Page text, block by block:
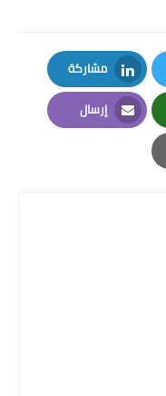
مشاركة
LinkedIn
إرسال
Email